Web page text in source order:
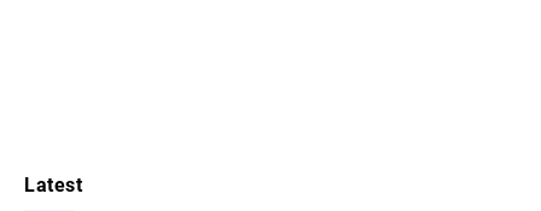
Latest